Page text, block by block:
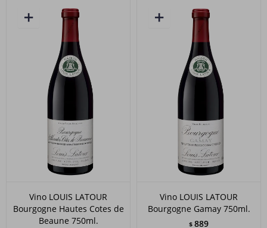
Vino LOUIS LATOUR
Bourgogne Hautes Cotes de
Beaune 750ml.
Vino LOUIS LATOUR
Bourgogne Gamay 750ml.
$ 889